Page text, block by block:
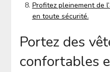
Profitez pleinement de
en toute sécurité.
Portez des
confortables